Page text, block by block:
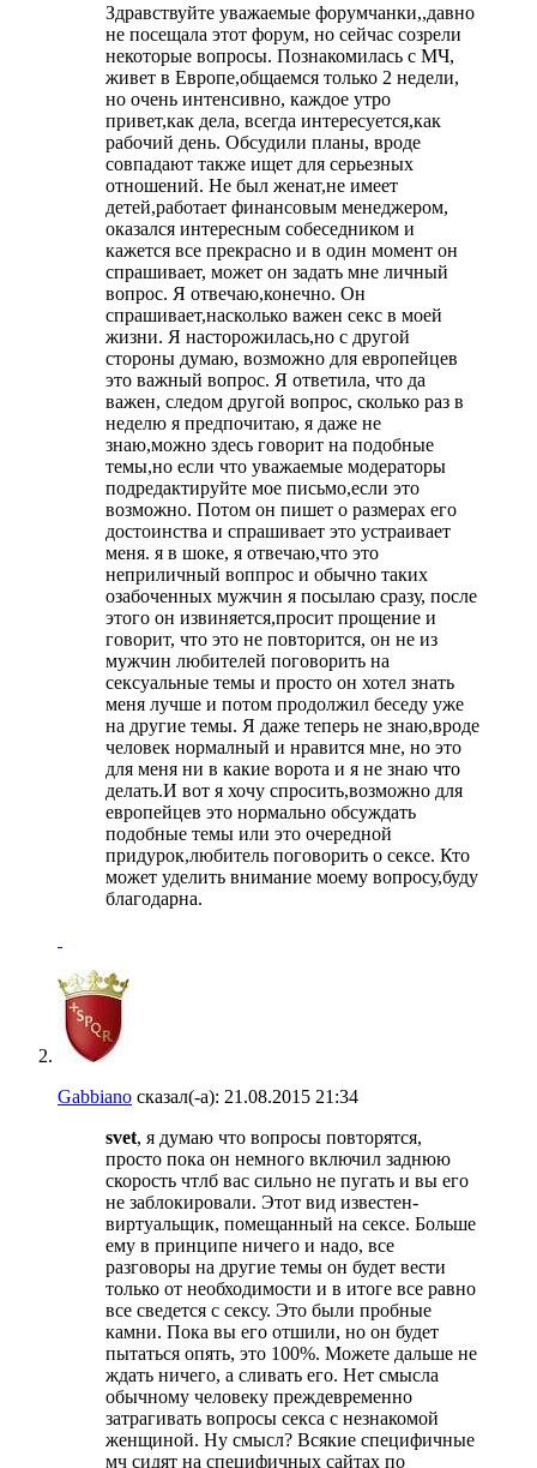
Здравствуйте уважаемые форумчанки,,давно
не посещала этот форум, но сейчас созрели
некоторые вопросы. Познакомилась с МЧ,
живет в Европе,общаемся только 2 недели,
но очень интенсивно, каждое утро
привет,как дела, всегда интересуется,как
рабочий день. Обсудили планы, вроде
совпадают также ищет для серьезных
отношений. Не был женат,не имеет
детей,работает финансовым менеджером,
оказался интересным собеседником и
кажется все прекрасно и в один момент он
спрашивает, может он задать мне личный
вопрос. Я отвечаю,конечно. Он
спрашивает,насколько важен секс в моей
жизни. Я насторожилась,но с другой
стороны думаю, возможно для европейцев
это важный вопрос. Я ответила, что да
важен, следом другой вопрос, сколько раз в
неделю я предпочитаю, я даже не
знаю,можно здесь говорит на подобные
темы,но если что уважаемые модераторы
подредактируйте мое письмо,если это
возможно. Потом он пишет о размерах его
достоинства и спрашивает это устраивает
меня. я в шоке, я отвечаю,что это
неприличный воппрос и обычно таких
озабоченных мужчин я посылаю сразу, после
этого он извиняется,просит прощение и
говорит, что это не повторится, он не из
мужчин любителей поговорить на
сексуальные темы и просто он хотел знать
меня лучше и потом продолжил беседу уже
на другие темы. Я даже теперь не знаю,вроде
человек нормалный и нравится мне, но это
для меня ни в какие ворота и я не знаю что
делать.И вот я хочу спросить,возможно для
европейцев это нормально обсуждать
подобные темы или это очередной
придурок,любитель поговорить о сексе. Кто
может уделить внимание моему вопросу,буду
благодарна.
Gabbiano сказал(-а): 21.08.2015 21:34
svet, я думаю что вопросы повторятся,
просто пока он немного включил заднюю
скорость чтлб вас сильно не пугать и вы его
не заблокировали. Этот вид известен-
виртуальщик, помещанный на сексе. Больше
ему в принципе ничего и надо, все
разговоры на другие темы он будет вести
только от необходимости и в итоге все равно
все сведется с сексу. Это были пробные
камни. Пока вы его отшили, но он будет
пытаться опять, это 100%. Можете дальше не
ждать ничего, а сливать его. Нет смысла
обычному человеку преждевременно
затрагивать вопросы секса с незнакомой
женщиной. Ну смысл? Всякие специфичные
мч сидят на специфичных сайтах по